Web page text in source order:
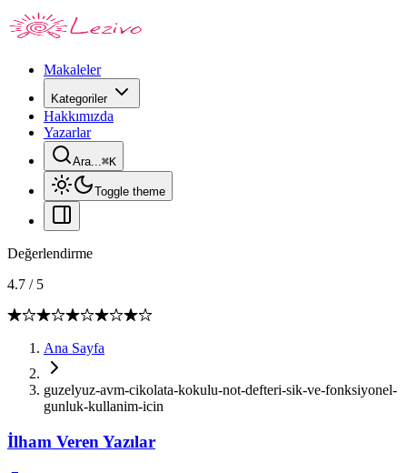
Makaleler
Kategoriler
Hakkımızda
Yazarlar
Ara...⌘K
Toggle theme
Değerlendirme
4.7 / 5
Ana Sayfa
guzelyuz-avm-cikolata-kokulu-not-defteri-sik-ve-fonksiyonel-
gunluk-kullanim-icin
İlham Veren Yazılar